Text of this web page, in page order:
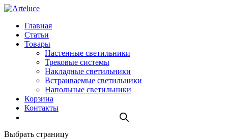
Главная
Статьи
Товары
Настенные светильники
Трековые системы
Накладные светильники
Встраиваемые светильники
Напольные светильники
Корзина
Контакты
Выбрать страницу